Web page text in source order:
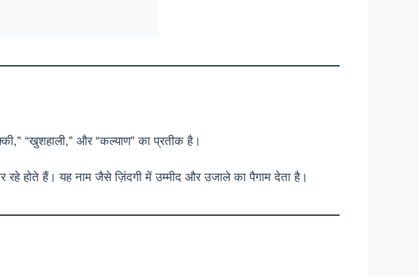
“खुशहाली,” और “कल्याण” का प्रतीक है।
होते हैं। यह नाम जैसे ज़िंदगी में उम्मीद और उजाले का पैगाम देता है।